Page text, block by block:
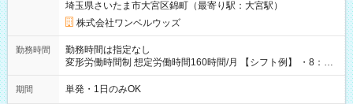
埼玉県さいたま市大宮区錦町（最寄り駅：大宮駅）
株式会社ワンベルウッズ
勤務時間
勤務時間は指定なし
変形労働時間制 想定労働時間160時間/月 【シフト例】 ・8：00
～21：00
期間 単発・1日のみOK